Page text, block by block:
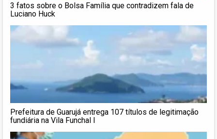
3 fatos sobre o Bolsa Família que contradizem fala de
Luciano Huck
Prefeitura de Guarujá entrega 107 títulos de legitimação
fundiária na Vila Funchal I